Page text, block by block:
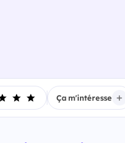
Ça m'intéresse